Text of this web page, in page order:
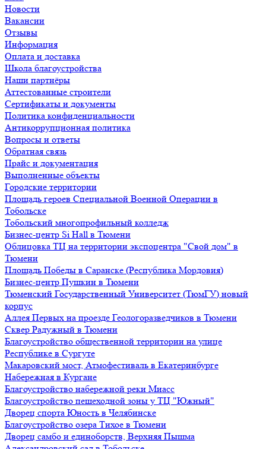
Новости
Вакансии
Отзывы
Информация
Оплата и доставка
Школа благоустройства
Наши партнёры
Аттестованные строители
Сертификаты и документы
Политика конфиденциальности
Антикоррупционная политика
Вопросы и ответы
Обратная связь
Прайс и документация
Выполненные объекты
Городские территории
Площадь героев Специальной Военной Операции в
Тобольске
Тобольский многопрофильный колледж
Бизнес-центр Si Hall в Тюмени
Облицовка ТЦ на территории экспоцентра "Свой дом" в
Тюмени
Площадь Победы в Саранске (Республика Мордовия)
Бизнес-центр Пушкин в Тюмени
Тюменский Государственный Университет (ТюмГУ) новый
корпус
Аллея Первых на проезде Геологоразведчиков в Тюмени
Сквер Радужный в Тюмени
Благоустройство общественной территории на улице
Республике в Сургуте
Макаровский мост, Атмофестиваль в Екатеринбурге
Набережная в Кургане
Благоустройство набережной реки Миасс
Благоустройство пешеходной зоны у ТЦ "Южный"
Дворец спорта Юность в Челябинске
Благоустройство озера Тихое в Тюмени
Дворец самбо и единоборств, Верхняя Пышма